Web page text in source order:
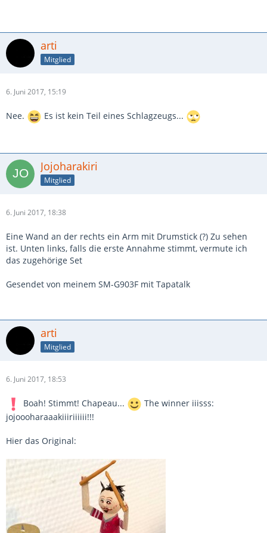
arti
Mitglied
6. Juni 2017, 15:19
Nee. Es ist kein Teil eines Schlagzeugs...
Jojoharakiri
Mitglied
6. Juni 2017, 18:38
Eine Wand an der rechts ein Arm mit Drumstick (?) Zu sehen
ist. Unten links, falls die erste Annahme stimmt, vermute ich
das zugehörige Set
Gesendet von meinem SM-G903F mit Tapatalk
arti
Mitglied
6. Juni 2017, 18:53
Boah! Stimmt! Chapeau...
The winner iiisss:
jojoooharaaakiiiriiiiii!!!
Hier das Original: